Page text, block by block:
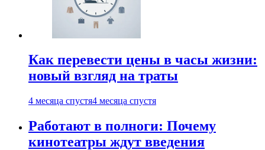
Как перевести цены в часы жизни:
новый взгляд на траты
4 месяца спустя4 месяца спустя
Работают в полноги: Почему
кинотеатры ждут введения